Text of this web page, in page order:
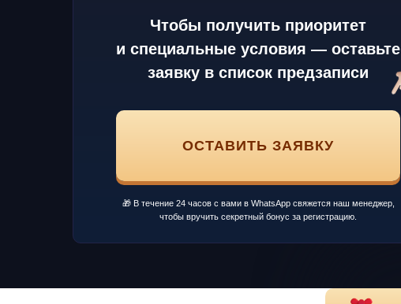
Чтобы получить приоритет
и специальные условия — оставьте
заявку в список предзаписи
ОСТАВИТЬ ЗАЯВКУ
🎁 В течение 24 часов с вами в WhatsApp свяжется наш менеджер,
чтобы вручить секретный бонус за регистрацию.